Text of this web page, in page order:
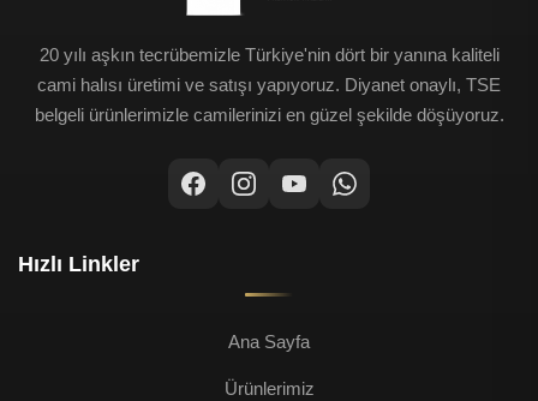
20 yılı aşkın tecrübemizle Türkiye'nin dört bir yanına kaliteli
cami halısı üretimi ve satışı yapıyoruz. Diyanet onaylı, TSE
belgeli ürünlerimizle camilerinizi en güzel şekilde döşüyoruz.
Hızlı Linkler
Ana Sayfa
Ürünlerimiz